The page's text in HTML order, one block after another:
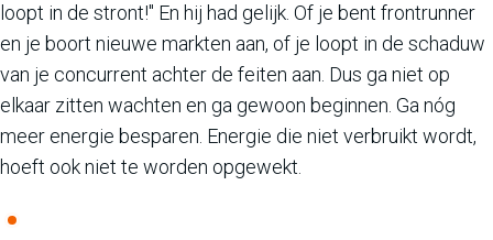
loopt in de stront!" En hij had gelijk. Of je bent frontrunner
en je boort nieuwe markten aan, of je loopt in de schaduw
van je concurrent achter de feiten aan. Dus ga niet op
elkaar zitten wachten en ga gewoon beginnen. Ga nóg
meer energie besparen. Energie die niet verbruikt wordt,
hoeft ook niet te worden opgewekt.